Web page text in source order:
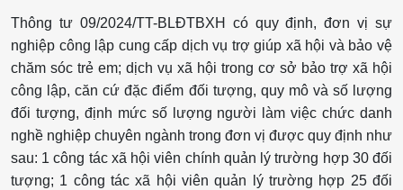
Thông tư 09/2024/TT-BLĐTBXH có quy định, đơn vị sự
nghiệp công lập cung cấp dịch vụ trợ giúp xã hội và bảo vệ
chăm sóc trẻ em; dịch vụ xã hội trong cơ sở bảo trợ xã hội
công lập, căn cứ đặc điểm đối tượng, quy mô và số lượng
đối tượng, định mức số lượng người làm việc chức danh
nghề nghiệp chuyên ngành trong đơn vị được quy định như
sau: 1 công tác xã hội viên chính quản lý trường hợp 30 đối
tượng; 1 công tác xã hội viên quản lý trường hợp 25 đối